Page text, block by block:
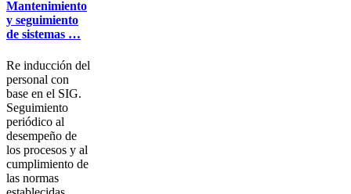
Mantenimiento
y seguimiento
de sistemas …
Re inducción del
personal con
base en el SIG.
Seguimiento
periódico al
desempeño de
los procesos y al
cumplimiento de
las normas